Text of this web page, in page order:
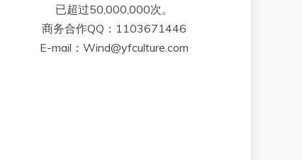
已超过50,000,000次。
商务合作QQ：1103671446
E-mail：Wind@yfculture.com